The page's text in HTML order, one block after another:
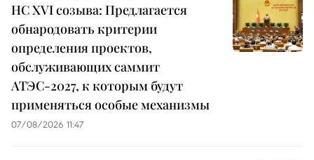
НС XVI созыва: Предлагается
обнародовать критерии
определения проектов,
обслуживающих саммит
АТЭС-2027, к которым будут
применяться особые механизмы
07/08/2026 11:47